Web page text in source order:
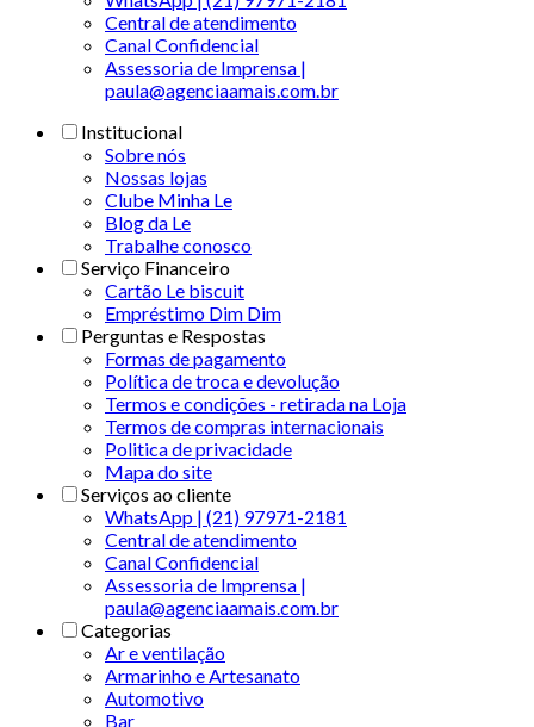
Central de atendimento
Canal Confidencial
Assessoria de Imprensa |
paula@agenciaamais.com.br
Institucional
Sobre nós
Nossas lojas
Clube Minha Le
Blog da Le
Trabalhe conosco
Serviço Financeiro
Cartão Le biscuit
Empréstimo Dim Dim
Perguntas e Respostas
Formas de pagamento
Política de troca e devolução
Termos e condições - retirada na Loja
Termos de compras internacionais
Politica de privacidade
Mapa do site
Serviços ao cliente
WhatsApp | (21) 97971-2181
Central de atendimento
Canal Confidencial
Assessoria de Imprensa |
paula@agenciaamais.com.br
Categorias
Ar e ventilação
Armarinho e Artesanato
Automotivo
Bar